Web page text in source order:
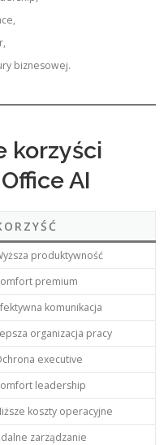
biznesowej.
korzyści
AI
produktywność
premium
komunikacja
organizacja pracy
executive
leadership
koszty operacyjne
zarządzanie